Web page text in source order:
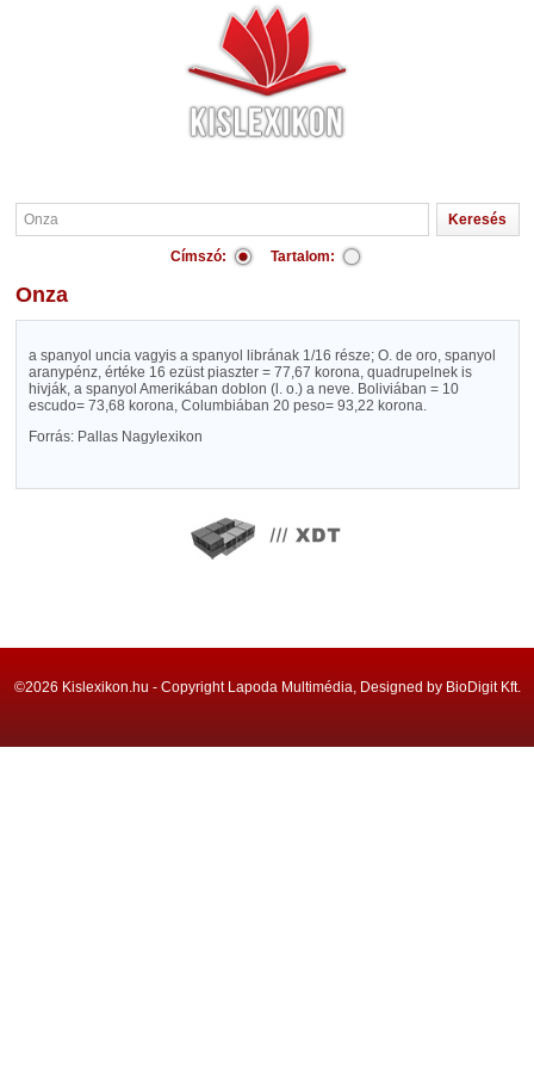
Címszó: Tartalom:
Onza
a spanyol uncia vagyis a spanyol librának 1/16 része; O. de oro, spanyol
aranypénz, értéke 16 ezüst piaszter = 77,67 korona, quadrupelnek is
hivják, a spanyol Amerikában doblon (l. o.) a neve. Boliviában = 10
escudo= 73,68 korona, Columbiában 20 peso= 93,22 korona.
Forrás: Pallas Nagylexikon
©2026 Kislexikon.hu - Copyright Lapoda Multimédia, Designed by BioDigit Kft.